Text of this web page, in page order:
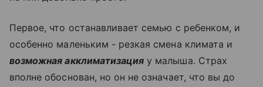
Первое, что останавливает семью с ребенком, и
особенно маленьким - резкая смена климата и
возможная акклиматизация у малыша. Страх
вполне обоснован, но он не означает, что вы до